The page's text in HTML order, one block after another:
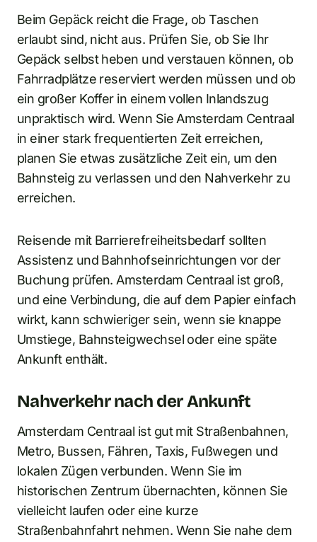
Beim Gepäck reicht die Frage, ob Taschen
erlaubt sind, nicht aus. Prüfen Sie, ob Sie Ihr
Gepäck selbst heben und verstauen können, ob
Fahrradplätze reserviert werden müssen und ob
ein großer Koffer in einem vollen Inlandszug
unpraktisch wird. Wenn Sie Amsterdam Centraal
in einer stark frequentierten Zeit erreichen,
planen Sie etwas zusätzliche Zeit ein, um den
Bahnsteig zu verlassen und den Nahverkehr zu
erreichen.
Reisende mit Barrierefreiheitsbedarf sollten
Assistenz und Bahnhofseinrichtungen vor der
Buchung prüfen. Amsterdam Centraal ist groß,
und eine Verbindung, die auf dem Papier einfach
wirkt, kann schwieriger sein, wenn sie knappe
Umstiege, Bahnsteigwechsel oder eine späte
Ankunft enthält.
Nahverkehr nach der Ankunft
Amsterdam Centraal ist gut mit Straßenbahnen,
Metro, Bussen, Fähren, Taxis, Fußwegen und
lokalen Zügen verbunden. Wenn Sie im
historischen Zentrum übernachten, können Sie
vielleicht laufen oder eine kurze
Straßenbahnfahrt nehmen. Wenn Sie nahe dem